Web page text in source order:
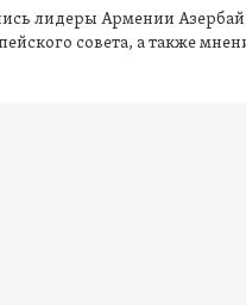
лидеры Армении
совета, а также